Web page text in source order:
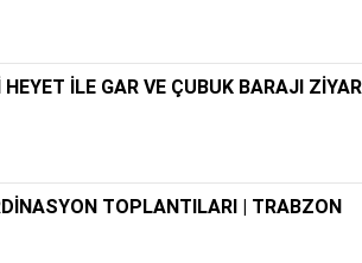
HEYET İLE GAR VE ÇUBUK BARAJI
TOPLANTILARI | TRABZON